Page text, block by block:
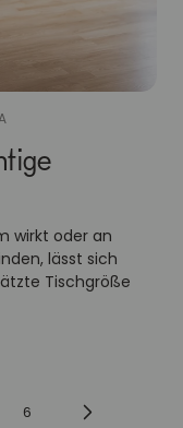
wirkt oder an
lässt sich
Tischgröße
6